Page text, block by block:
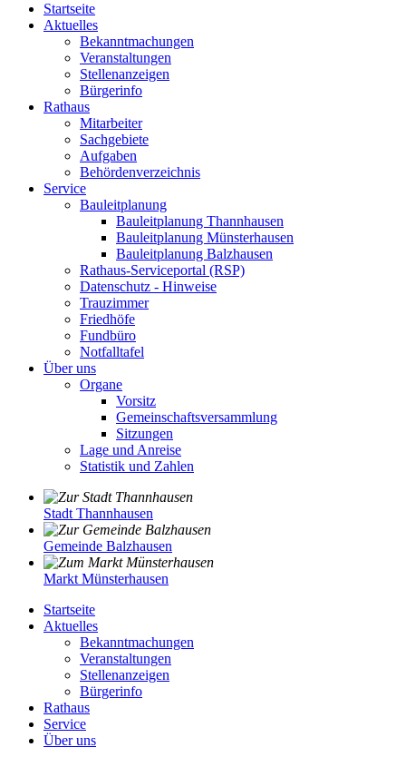
Startseite
Aktuelles
Bekanntmachungen
Veranstaltungen
Stellenanzeigen
Bürgerinfo
Rathaus
Mitarbeiter
Sachgebiete
Aufgaben
Behördenverzeichnis
Service
Bauleitplanung
Bauleitplanung Thannhausen
Bauleitplanung Münsterhausen
Bauleitplanung Balzhausen
Rathaus-Serviceportal (RSP)
Datenschutz - Hinweise
Trauzimmer
Friedhöfe
Fundbüro
Notfalltafel
Über uns
Organe
Vorsitz
Gemeinschaftsversammlung
Sitzungen
Lage und Anreise
Statistik und Zahlen
Stadt Thannhausen
Gemeinde Balzhausen
Markt Münsterhausen
Startseite
Aktuelles
Bekanntmachungen
Veranstaltungen
Stellenanzeigen
Bürgerinfo
Rathaus
Service
Über uns